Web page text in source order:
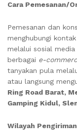
Cara Pemesanan/
Pemesanan dan
menghubungi
melalui sosial media
berbagai e-
tanyakan pula melalui
atau langsung
Ring Road Barat,
Gamping Kidul,
Wilayah Pengiriman